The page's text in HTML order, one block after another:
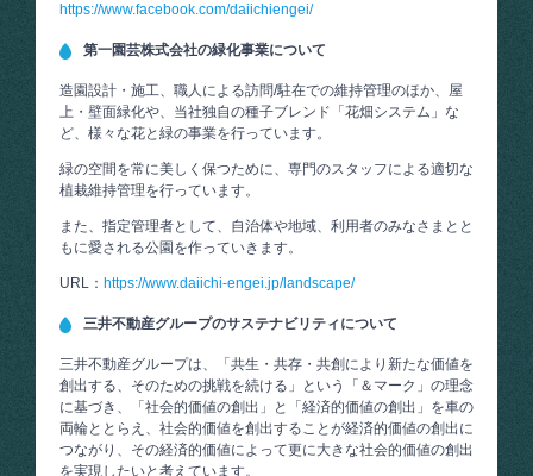
https://www.facebook.com/daiichiengei/
第一園芸株式会社の緑化事業について
造園設計・施⼯、職⼈による訪問/駐在での維持管理のほか、屋
上・壁⾯緑化や、当社独⾃の種⼦ブレンド「花畑システム」な
ど、様々な花と緑の事業を行っています。
緑の空間を常に美しく保つために、専門のスタッフによる適切な
植栽維持管理を行っています。
また、指定管理者として、⾃治体や地域、利⽤者のみなさまとと
もに愛される公園を作っていきます。
URL： https://www.daiichi-engei.jp/landscape/
三井不動産グループのサステナビリティについて
三井不動産グループは、「共生・共存・共創により新たな価値を
創出する、そのための挑戦を続ける」という「＆マーク」の理念
に基づき、「社会的価値の創出」と「経済的価値の創出」を車の
両輪ととらえ、社会的価値を創出することが経済的価値の創出に
つながり、その経済的価値によって更に大きな社会的価値の創出
を実現したいと考えています。